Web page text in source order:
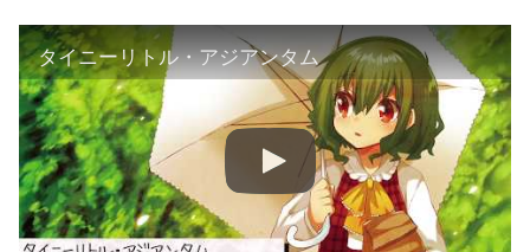
タイニーリトル・アジアンタム